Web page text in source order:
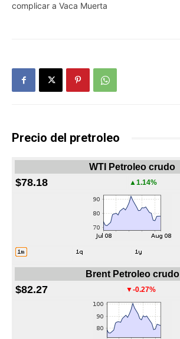
complicar a Vaca Muerta
Precio del pretroleo
WTI Petroleo crudo
$78.18 ▲1.14%
Brent Petroleo crudo
$82.27 ▼-0.27%